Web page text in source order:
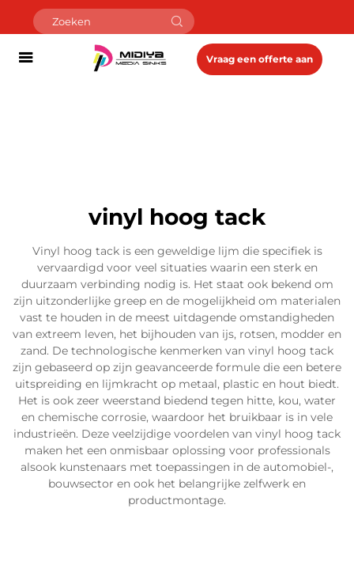
Vraag een offerte aan
vinyl hoog tack
Vinyl hoog tack is een geweldige lijm die specifiek is
vervaardigd voor veel situaties waarin een sterk en
duurzaam verbinding nodig is. Het staat ook bekend om
zijn uitzonderlijke greep en de mogelijkheid om materialen
vast te houden in de meest uitdagende omstandigheden
van extreem leven, het bijhouden van ijs, rotsen, modder en
zand. De technologische kenmerken van vinyl hoog tack
zijn gebaseerd op zijn geavanceerde formule die een betere
uitspreiding en lijmkracht op metaal, plastic en hout biedt.
Het is ook zeer weerstand biedend tegen hitte, kou, water
en chemische corrosie, waardoor het bruikbaar is in vele
industrieën. Deze veelzijdige voordelen van vinyl hoog tack
maken het een onmisbaar oplossing voor professionals
alsook kunstenaars met toepassingen in de automobiel-,
bouwsector en ook het belangrijke zelfwerk en
productmontage.